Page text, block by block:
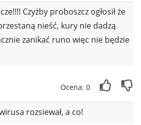
Czyżby proboszcz ogłosił że
nieść, kury nie dadzą
zanikać runo więc nie będzie
Ocena: 0
rozsiewał, a co!